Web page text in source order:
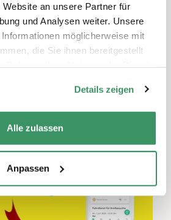
an unsere Partner für
und Analysen weiter. Unsere
möglicherweise mit
die Sie ihnen bereitgestellt
Details zeigen
Alle zulassen
Anpassen
Pedibus ist
Kindern, die zu Fuß zur
dabei von Erwachsenen